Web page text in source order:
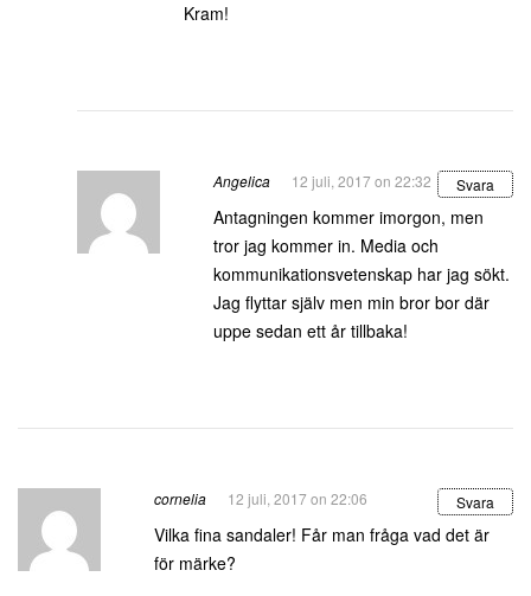
Kram!
Angelica 12 juli, 2017 on 22:32 Svara
Antagningen kommer imorgon, men
tror jag kommer in. Media och
kommunikationsvetenskap har jag sökt.
Jag flyttar själv men min bror bor där
uppe sedan ett år tillbaka!
cornelia 12 juli, 2017 on 22:06 Svara
Vilka fina sandaler! Får man fråga vad det är
för märke?